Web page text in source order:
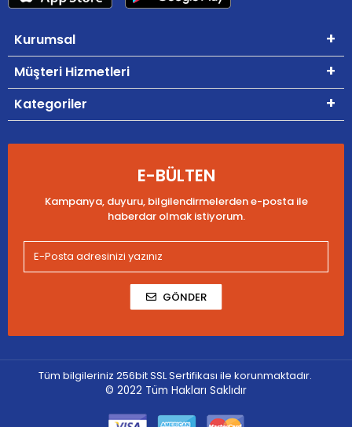
Kurumsal
Müşteri Hizmetleri
Kategoriler
E-BÜLTEN
Kampanya, duyuru, bilgilendirmelerden e-posta ile
haberdar olmak istiyorum.
GÖNDER
Tüm bilgileriniz 256bit SSL Sertifikası ile korunmaktadır.
© 2022 Tüm Hakları Saklıdır